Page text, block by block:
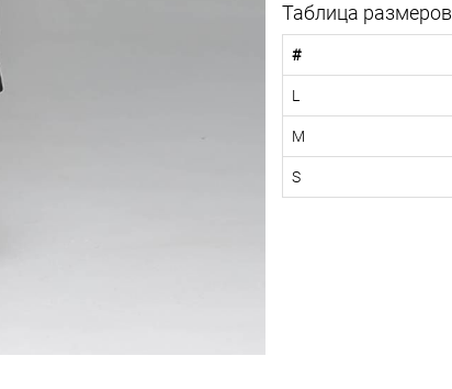
Таблица размеров
#
L
M
S